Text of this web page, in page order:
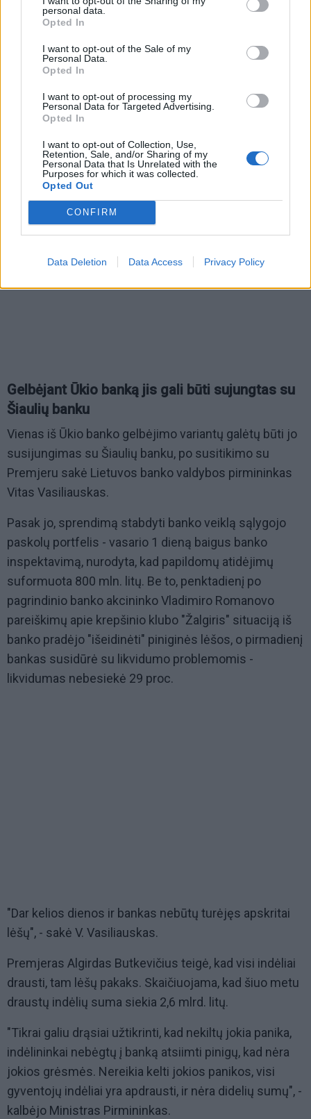
personal data.
Opted In
I want to opt-out of the Sale of my
Personal Data.
Opted In
I want to opt-out of processing my
Personal Data for Targeted Advertising.
Opted In
I want to opt-out of Collection, Use,
Retention, Sale, and/or Sharing of my
Personal Data that Is Unrelated with the
Purposes for which it was collected.
Opted Out
CONFIRM
Data Deletion Data Access Privacy Policy
turi būti pateikta išvada ir pasiūlymai kartu su atlikto
tarpinėmis finansinėmis ataskaitomis. Išvadoje ir
pasiūlymuose, be kita ko, turi būti numatyta galimų
banko veiklos stabilumo ir patikimumo atkūrimo ir kitų
banko problemų sprendimo būdų sėkmingo
Gelbėjant Ūkio banką jis gali būti sujungtas su
Šiaulių banku
Vienas iš Ūkio banko gelbėjimo variantų galėtų būti jo
susijungimas su Šiaulių banku, po susitikimo su
Premjeru sakė Lietuvos banko valdybos pirmininkas
Vitas Vasiliauskas.
Pasak jo, sprendimą stabdyti banko veiklą sąlygojo
paskolų portfelis - vasario 1 dieną baigus banko
inspektavimą, nurodyta, kad papildomų atidėjimų
suformuota 800 mln. litų. Be to, penktadienį po
pagrindinio banko akcininko Vladimiro Romanovo
pareiškimų apie krepšinio klubo "Žalgiris" situaciją iš
banko pradėjo "išeidinėti" piniginės lėšos, o pirmadienį
bankas susidūrė su likvidumo problemomis -
likvidumas nebesiekė 29 proc.
"Dar kelios dienos ir bankas nebūtų turėjęs apskritai
lėšų", - sakė V. Vasiliauskas.
Premjeras Algirdas Butkevičius teigė, kad visi indėliai
drausti, tam lėšų pakaks. Skaičiuojama, kad šiuo metu
draustų indėlių suma siekia 2,6 mlrd. litų.
"Tikrai galiu drąsiai užtikrinti, kad nekiltų jokia panika,
indėlininkai nebėgtų į banką atsiimti pinigų, kad nėra
jokios grėsmės. Nereikia kelti jokios panikos, visi
gyventojų indėliai yra apdrausti, ir nėra didelių sumų", -
kalbėjo Ministras Pirmininkas.